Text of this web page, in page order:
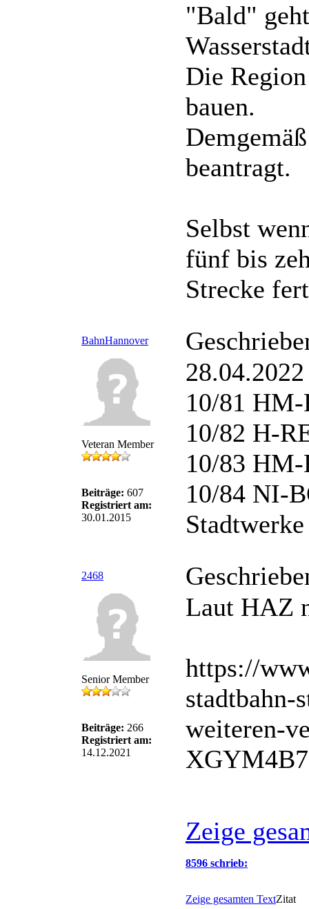
"Bald"
Die
bauen.
beantragt.
Selbst
fünf bis
Strecke
BahnHannover
Veteran Member
Beiträge: 607
Registriert am:
30.01.2015
28.04.2022
10/81
10/82 H-
10/83
10/84 NI-
2468
Senior Member
Beiträge: 266
Registriert am:
14.12.2021
Laut HAZ
https://
stadtbahn-
weiteren-
Zeige
8596 schrieb:
Zeige gesamten TextZitat